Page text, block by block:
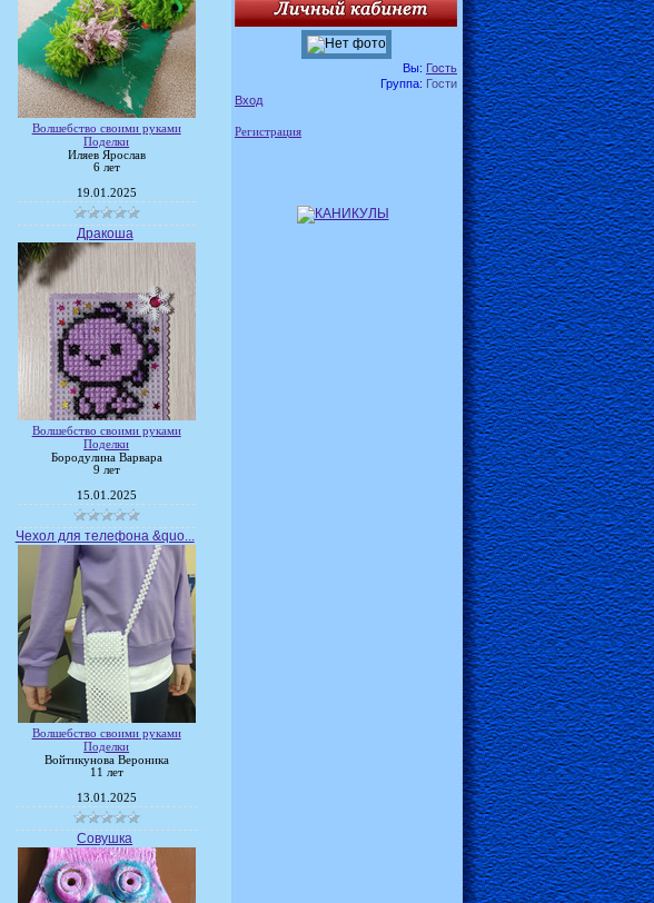
Волшебство своими руками
Поделки
Иляев Ярослав
6 лет
19.01.2025
Дракоша
Волшебство своими руками
Поделки
Бородулина Варвара
9 лет
15.01.2025
Чехол для телефона &quo...
Волшебство своими руками
Поделки
Войтикунова Вероника
11 лет
13.01.2025
Совушка
Вы: Гость
Группа: Гости
Вход
Регистрация